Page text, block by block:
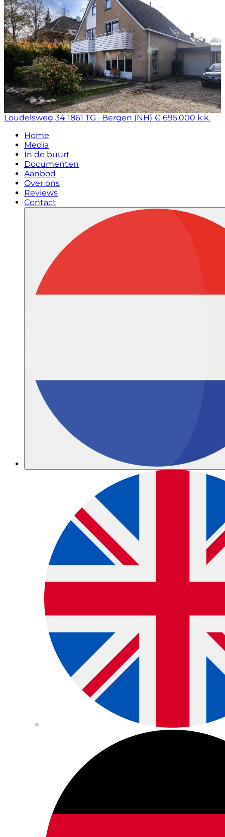
Loudelsweg 34 1861 TG · Bergen (NH) € 695.000 k.k.
Home
Media
In de buurt
Documenten
Aanbod
Over ons
Reviews
Contact